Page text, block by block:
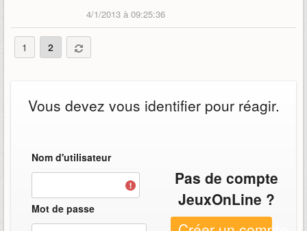
4/1/2013 à 09:25:36
1 2
Vous devez vous identifier pour réagir.
Nom d'utilisateur
Mot de passe
Pas de compte
JeuxOnLine ?